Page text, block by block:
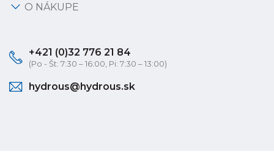
O NÁKUPE
+421 (0)32 776 21 84
(Po - Št: 7:30 – 16:00, Pi: 7:30 – 13:00)
hydrous@hydrous.sk